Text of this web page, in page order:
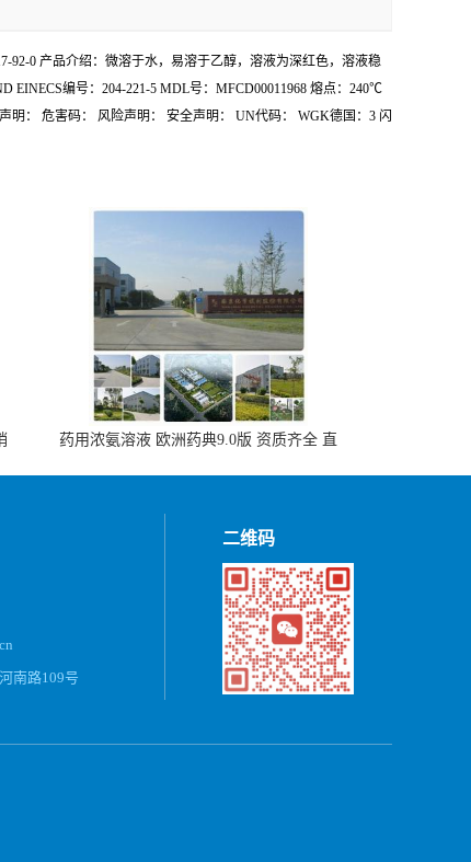
92-0 产品介绍：微溶于水，易溶于乙醇，溶液为深红色，溶液稳
EINECS编号：204-221-5 MDL号：MFCD00011968 熔点：240℃
： 危害码： 风险声明： 安全声明： UN代码： WGK德国：3 闪
药用浓氨溶液 欧洲药典9.0版 资质齐全 直
南路109号
二维码